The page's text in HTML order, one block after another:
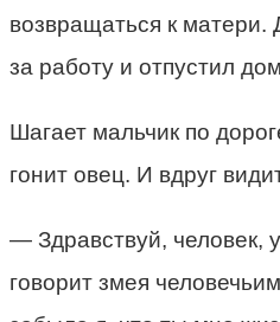
возвращаться к матери.
за работу и отпустил
Шагает мальчик по
гонит овец. И вдруг
— Здравствуй,
говорит змея